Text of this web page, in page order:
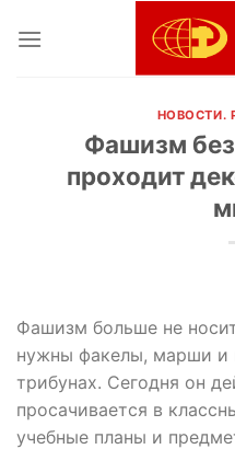
НОВОСТИ.
Фашизм
проходит
Фашизм больше не
нужны факелы, марши и
трибунах. Сегодня он
просачивается в
учебные планы и